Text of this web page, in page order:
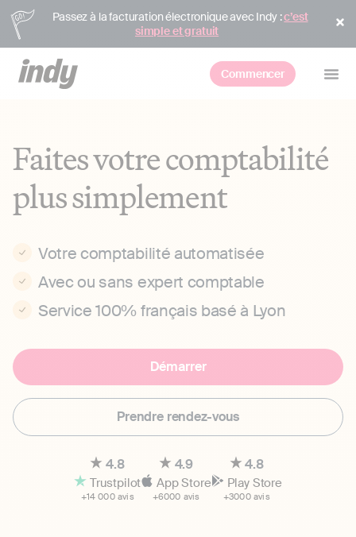
Passez à la facturation électronique avec Indy :c’est
simple et gratuit
Commencer
Faites votre comptabilité
plus simplement
Votre comptabilité automatisée
Avec ou sans expert comptable
Service 100% français basé à Lyon
Démarrer
Prendre rendez-vous
4.8
Trustpilot
+14 000 avis
4.9
App Store
+6000 avis
4.8
Play Store
+3000 avis